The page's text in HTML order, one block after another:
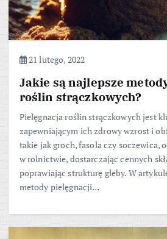
21 lutego, 2022
Jakie są najlepsze
roślin strączkowych?
Pielęgnacja roślin strączkowych jest
zapewniającym ich zdrowy wzrost i
takie jak groch, fasola czy soczewica,
w rolnictwie, dostarczając cennych
poprawiając strukturę gleby. W
metody pielęgnacji…